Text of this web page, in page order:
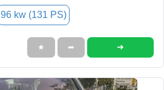
96 kw (131 PS)
★ ➦ ➜